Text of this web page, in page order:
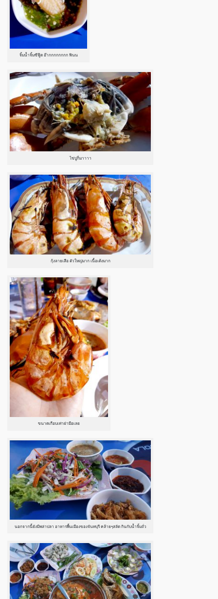
จิ้มน้ำจิ้มซีฟู๊ด อ๊ากกกกกกกก ฟินน
ไข่ปูก็มาาาา
กุ้งลายเสือ ตัวใหญ่มาก เนื้อเด้งมาก
ขนาดเกือบเท่าฝ่ามือเลย
นอกจากนี้ยังมีพล่าปลา อาหารพื้นเมืองของจันทบุรี คล้ายๆสลัด กินกับน้ำจิ้มถั่ว